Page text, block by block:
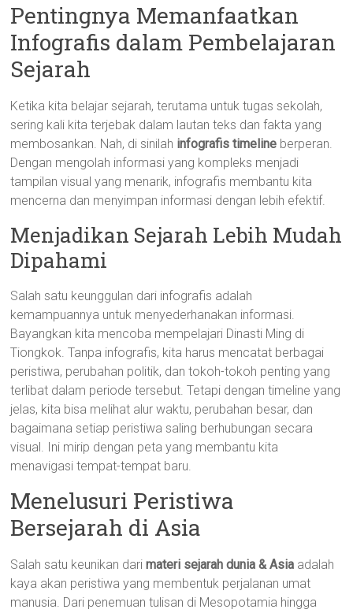
Pentingnya Memanfaatkan
Infografis dalam Pembelajaran
Sejarah
Ketika kita belajar sejarah, terutama untuk tugas sekolah,
sering kali kita terjebak dalam lautan teks dan fakta yang
membosankan. Nah, di sinilah infografis timeline berperan.
Dengan mengolah informasi yang kompleks menjadi
tampilan visual yang menarik, infografis membantu kita
mencerna dan menyimpan informasi dengan lebih efektif.
Menjadikan Sejarah Lebih Mudah
Dipahami
Salah satu keunggulan dari infografis adalah
kemampuannya untuk menyederhanakan informasi.
Bayangkan kita mencoba mempelajari Dinasti Ming di
Tiongkok. Tanpa infografis, kita harus mencatat berbagai
peristiwa, perubahan politik, dan tokoh-tokoh penting yang
terlibat dalam periode tersebut. Tetapi dengan timeline yang
jelas, kita bisa melihat alur waktu, perubahan besar, dan
bagaimana setiap peristiwa saling berhubungan secara
visual. Ini mirip dengan peta yang membantu kita
menavigasi tempat-tempat baru.
Menelusuri Peristiwa
Bersejarah di Asia
Salah satu keunikan darimateri sejarah dunia & Asia adalah
kaya akan peristiwa yang membentuk perjalanan umat
manusia. Dari penemuan tulisan di Mesopotamia hingga